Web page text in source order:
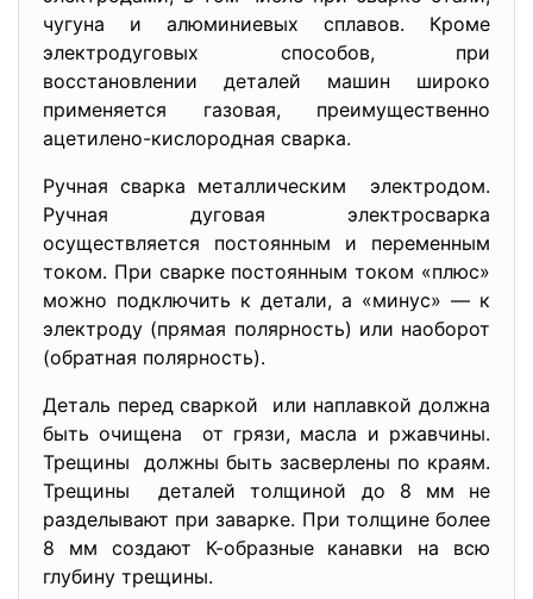
чугуна и алюминиевых сплавов. Кроме
электродуговых способов, при
восстановлении деталей машин широко
применяется газовая, преимущественно
ацетилено-кислородная сварка.
Ручная сварка металлическим электродом.
Ручная дуговая электросварка
осуществляется постоянным и переменным
током. При сварке постоянным током «плюс»
можно подключить к детали, а «минус» — к
электроду (прямая полярность) или наоборот
(обратная полярность).
Деталь перед сваркой или наплавкой должна
быть очищена от грязи, масла и ржавчины.
Трещины должны быть засверлены по краям.
Трещины деталей толщиной до 8 мм не
разделывают при заварке. При толщине более
8 мм создают К-образные канавки на всю
глубину трещины.